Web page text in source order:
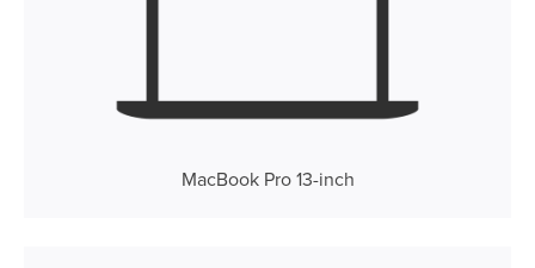
MacBook Pro 13-inch